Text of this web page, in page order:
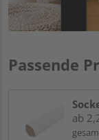
Passende
ab